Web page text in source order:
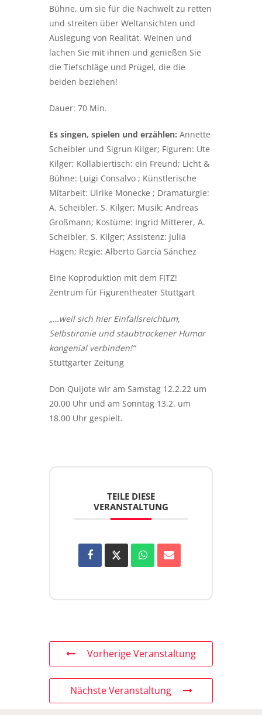
Bühne, um sie für die Nachwelt zu retten
und streiten über Weltansichten und
Auslegung von Realität. Weinen und
lachen Sie mit ihnen und genießen Sie
die Tiefschläge und Prügel, die die
beiden beziehen!
Dauer: 70 Min.
Es singen, spielen und erzählen: Annette
Scheibler und Sigrun Kilger; Figuren: Ute
Kilger; Kollabiertisch: ein Freund; Licht &
Bühne: Luigi Consalvo ; Künstlerische
Mitarbeit: Ulrike Monecke ; Dramaturgie:
A. Scheibler, S. Kilger; Musik: Andreas
Großmann; Kostüme: Ingrid Mitterer, A.
Scheibler, S. Kilger; Assistenz: Julia
Hagen; Regie: Alberto García Sánchez
Eine Koproduktion mit dem FITZ!
Zentrum für Figurentheater Stuttgart
„…weil sich hier Einfallsreichtum,
Selbstironie und staubtrockener Humor
kongenial verbinden!“
Stuttgarter Zeitung
Don Quijote wir am Samstag 12.2.22 um
20.00 Uhr und am Sonntag 13.2. um
18.00 Uhr gespielt.
TEILE DIESE
VERANSTALTUNG
Vorherige Veranstaltung
Nächste Veranstaltung